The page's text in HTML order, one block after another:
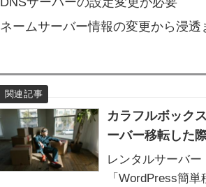
ネームサーバー情報の変更から浸透
カラフルボック
ーバー移転した
レンタルサーバ
「WordPress簡